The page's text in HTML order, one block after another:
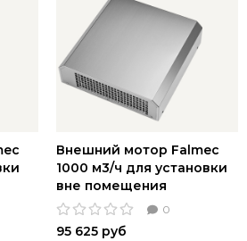
Внешний мотор Falmec
1000 м3/ч для установки
вне помещения
0
95 625 руб